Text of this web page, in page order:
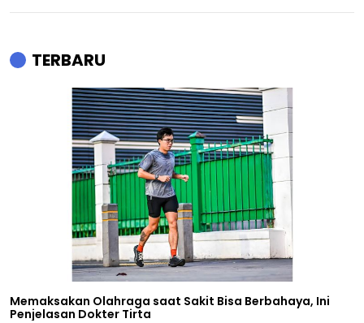
TERBARU
Memaksakan Olahraga saat Sakit Bisa Berbahaya, Ini
Penjelasan Dokter Tirta